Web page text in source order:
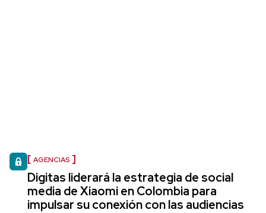
AGENCIAS
Digitas liderará la estrategia de social
media de Xiaomi en Colombia para
impulsar su conexión con las audiencias